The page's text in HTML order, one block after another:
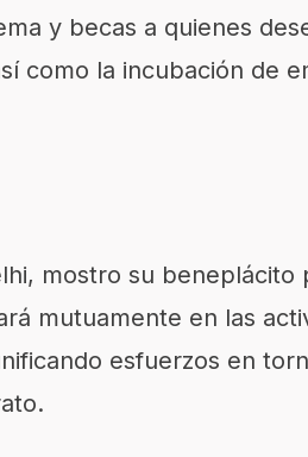
y becas a quienes
como la incubación de
, mostro su beneplácito
mutuamente en las
esfuerzos en